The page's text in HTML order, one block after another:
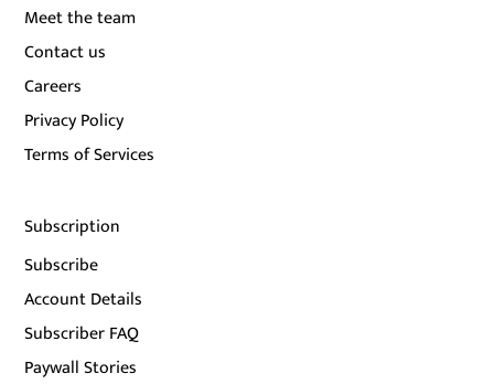
Meet the team
Contact us
Careers
Privacy Policy
Terms of Services
Subscription
Subscribe
Account Details
Subscriber FAQ
Paywall Stories